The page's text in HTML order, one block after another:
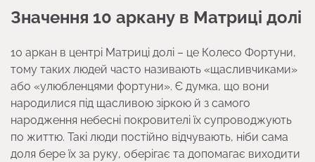
Значення 10 аркану в Матриці долі
10 аркан в центрі Матриці долі – це Колесо Фортуни,
тому таких людей часто називають «щасливчиками»
або «улюбленцями фортуни». Є думка, що вони
народилися під щасливою зіркою й з самого
народження небесні покровителі їх супроводжують
по життю. Такі люди постійно відчувають, ніби сама
доля бере їх за руку, оберігає та допомагає виходити